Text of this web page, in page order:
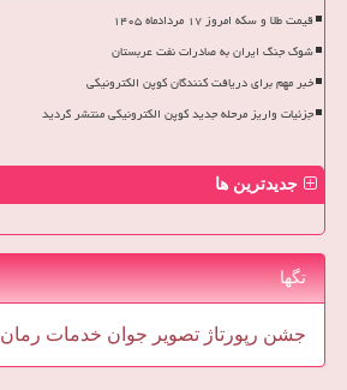
قیمت طلا و سکه امروز ۱۷ مردادماه ۱۴۰۵
شوک جنگ ایران به صادرات نفت عربستان
خبر مهم برای دریافت کنندگان کوپن الکترونیکی
جزئیات واریز مرحله جدید کوپن الکترونیکی منتشر گردید
جدیدترین ها
تگها
جشن رپورتاژ تصویر جوان خدمات رمان